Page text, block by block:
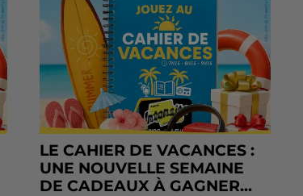
LE CAHIER DE VACANCES :
UNE NOUVELLE SEMAINE
DE CADEAUX À GAGNER...